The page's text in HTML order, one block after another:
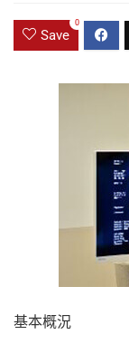
Save
0
基本概況